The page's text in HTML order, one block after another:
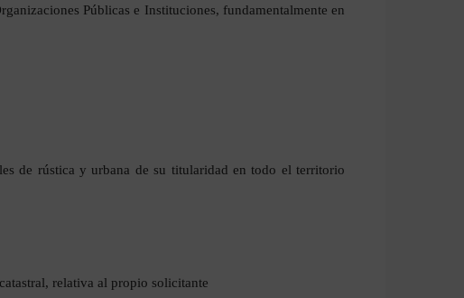
Públicas e Instituciones, fundamentalmente en
de rústica y urbana de su titularidad en todo el territorio
relativa al propio solicitante